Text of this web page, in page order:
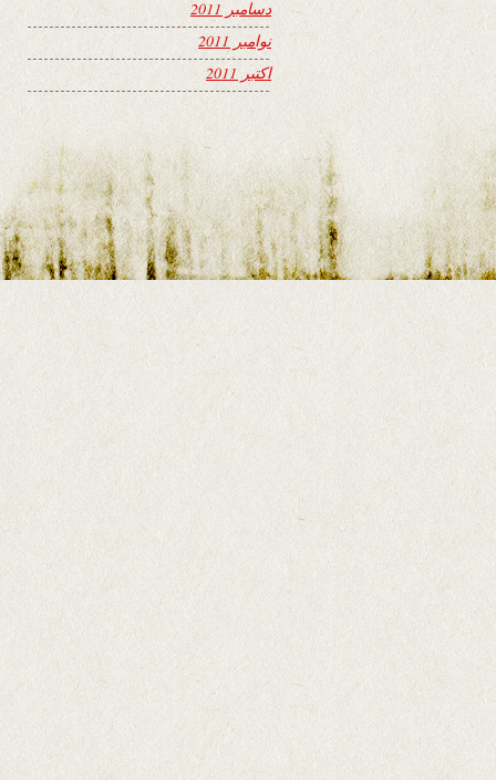
دسامبر 2011
نوامبر 2011
اکتبر 2011